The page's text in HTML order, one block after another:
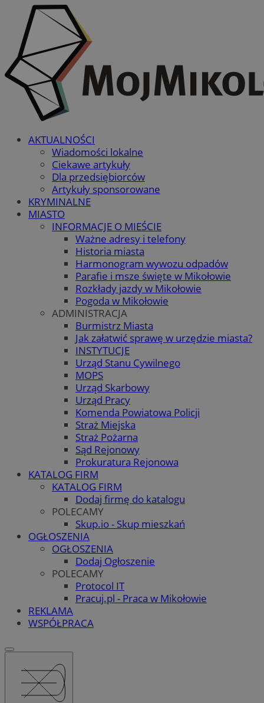
AKTUALNOŚCI
Wiadomości lokalne
Ciekawe artykuły
Dla przedsiębiorców
Artykuły sponsorowane
KRYMINALNE
MIASTO
INFORMACJE O MIEŚCIE
Ważne adresy i telefony
Historia miasta
Harmonogram wywozu odpadów
Parafie i msze święte w Mikołowie
Rozkłady jazdy w Mikołowie
Pogoda w Mikołowie
ADMINISTRACJA
Burmistrz Miasta
Jak załatwić sprawę w urzędzie miasta?
INSTYTUCJE
Urząd Stanu Cywilnego
MOPS
Urząd Skarbowy
Urząd Pracy
Komenda Powiatowa Policji
Straż Miejska
Straż Pożarna
Sąd Rejonowy
Prokuratura Rejonowa
KATALOG FIRM
KATALOG FIRM
Dodaj firmę do katalogu
POLECAMY
Skup.io - Skup mieszkań
OGŁOSZENIA
OGŁOSZENIA
Dodaj Ogłoszenie
POLECAMY
Protocol IT
Pracuj.pl - Praca w Mikołowie
REKLAMA
WSPÓŁPRACA